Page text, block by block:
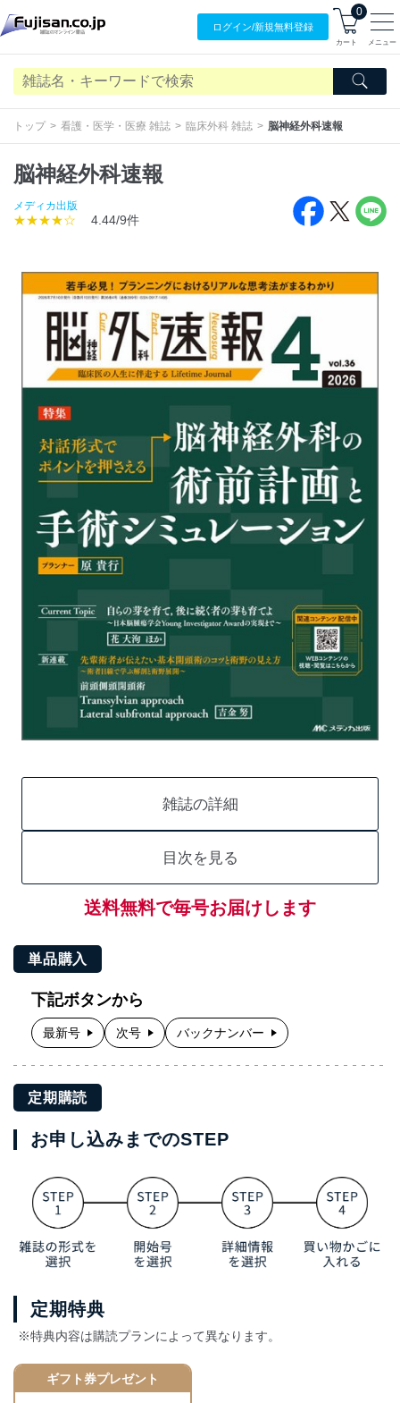
ログイン/新規無料登録
0
カート メニュー
トップ 看護・医学・医療 雑誌 臨床外科 雑誌 脳神経外科速報
脳神経外科速報
メディカ出版
★★★★☆ 4.44/9件
雑誌の詳細
目次を見る
送料無料で毎号お届けします
単品購入
下記ボタンから
最新号 次号 バックナンバー
定期購読
お申し込みまでのSTEP
定期特典
※特典内容は購読プランによって異なります。
ギフト券プレゼント